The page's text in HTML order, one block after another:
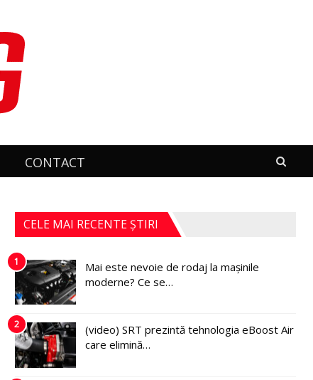
CONTACT
CELE MAI RECENTE ȘTIRI
1
Mai este nevoie de rodaj la mașinile
moderne? Ce se…
2
(video) SRT prezintă tehnologia eBoost Air
care elimină…